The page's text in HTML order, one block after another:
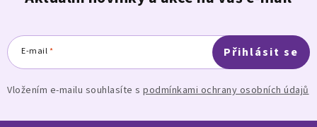
E-mail
Vložením e-mailu souhlasíte s podmínkami ochrany osobních údajů
Přihlásit se